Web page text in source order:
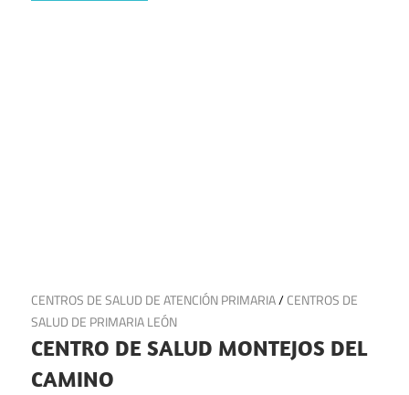
13 de julio de 2025
CENTROS DE SALUD DE ATENCIÓN PRIMARIA/CENTROS DE
SALUD DE PRIMARIA LEÓN
CENTRO DE SALUD MONTEJOS DEL
CAMINO